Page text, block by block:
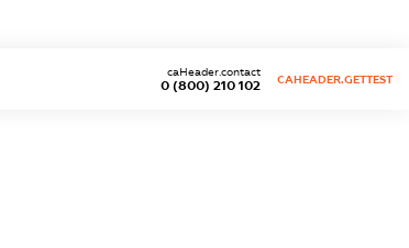
0 (800) 210 102
caHeader.contact
CAHEADER.GETTEST